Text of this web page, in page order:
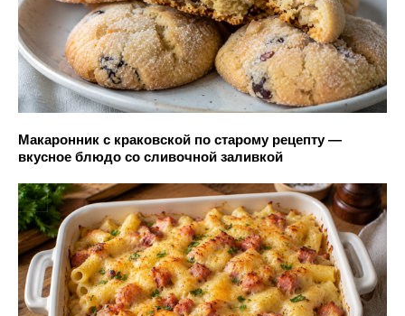
Макаронник с краковской по старому рецепту —
вкусное блюдо со сливочной заливкой